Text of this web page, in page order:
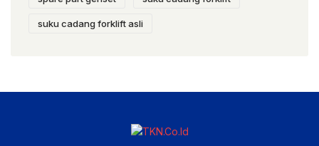
suku cadang forklift asli